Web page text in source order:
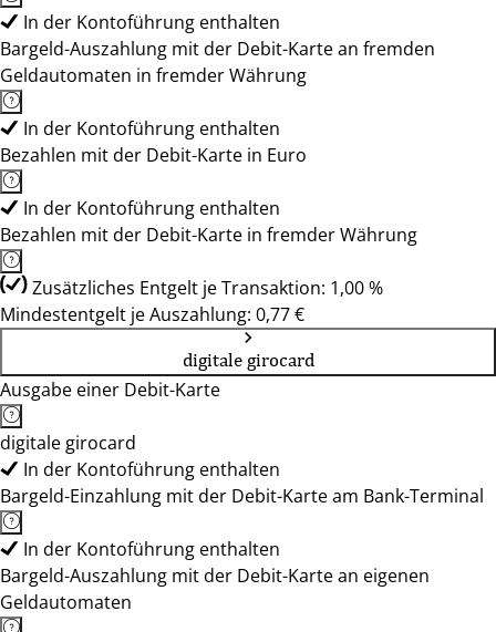
In der Kontoführung enthalten
Bargeld-Auszahlung mit der Debit-Karte an fremden
Geldautomaten in fremder Währung
In der Kontoführung enthalten
Bezahlen mit der Debit-Karte in Euro
In der Kontoführung enthalten
Bezahlen mit der Debit-Karte in fremder Währung
Zusätzliches Entgelt je Transaktion: 1,00 %
Mindestentgelt je Auszahlung: 0,77 €
digitale girocard
Ausgabe einer Debit-Karte
digitale girocard
In der Kontoführung enthalten
Bargeld-Einzahlung mit der Debit-Karte am Bank-Terminal
In der Kontoführung enthalten
Bargeld-Auszahlung mit der Debit-Karte an eigenen
Geldautomaten